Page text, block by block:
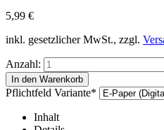
5,99 €
inkl. gesetzlicher MwSt., zzgl.
Anzahl:
Pflichtfeld Variante*
Inhalt